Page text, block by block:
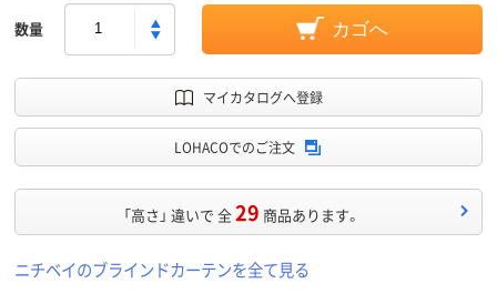
数量 カゴへ
マイカタログへ登録
LOHACOでのご注文
「高さ」 違いで 全29 商品あります。
ニチベイのブラインドカーテンを全て見る